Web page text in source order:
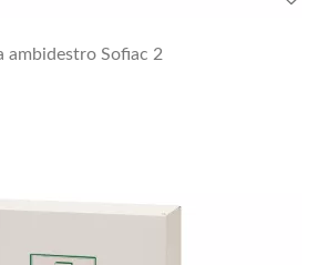
ambidestro Sofiac 2